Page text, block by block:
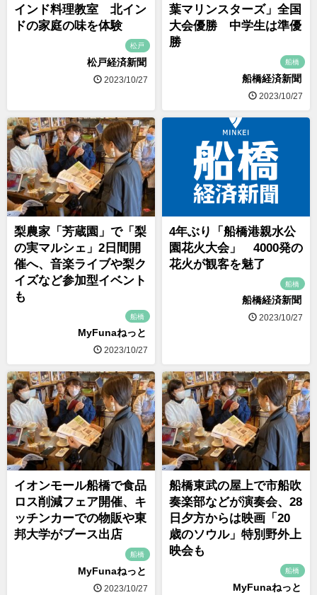
インド料理教室 北イン
ドの家庭の味を体験
松戸
松戸経済新聞
2023/10/27
葉マリンスターズ」全国
大会優勝 中学生は準優
勝
船橋
船橋経済新聞
2023/10/27
梨農家「芳蔵園」で「梨
の実マルシェ」2日間開
催へ、音楽ライブや梨ク
イズなど参加型イベント
も
船橋
MyFunaねっと
2023/10/27
4年ぶり「船橋港親水公
園花火大会」 4000発の
花火が観客を魅了
船橋
船橋経済新聞
2023/10/27
イオンモール船橋で食品
ロス削減フェア開催、キ
ッチンカーでの物販や東
邦大学がブース出店
船橋
MyFunaねっと
2023/10/27
船橋東武の屋上で市船吹
奏楽部などが演奏会、28
日夕方からは映画「20
歳のソウル」特別野外上
映会も
船橋
MyFunaねっと